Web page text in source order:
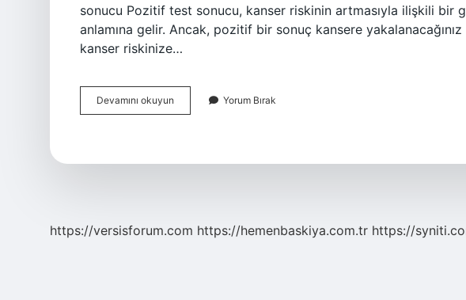
sonucu Pozitif test sonucu, kanser riskinin artmasıyla ilişkili bir
anlamına gelir. Ancak, pozitif bir sonuç kansere
kanser riskinize…
Devamını okuyun
Testi
Yorum Bırak
https://versisforum.com https://hemenbaskiya.com.tr https://